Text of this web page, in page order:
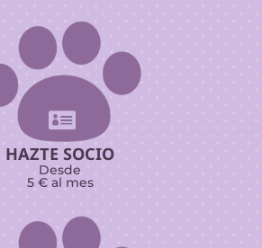

HAZTE SOCIO
Desde
5 € al mes